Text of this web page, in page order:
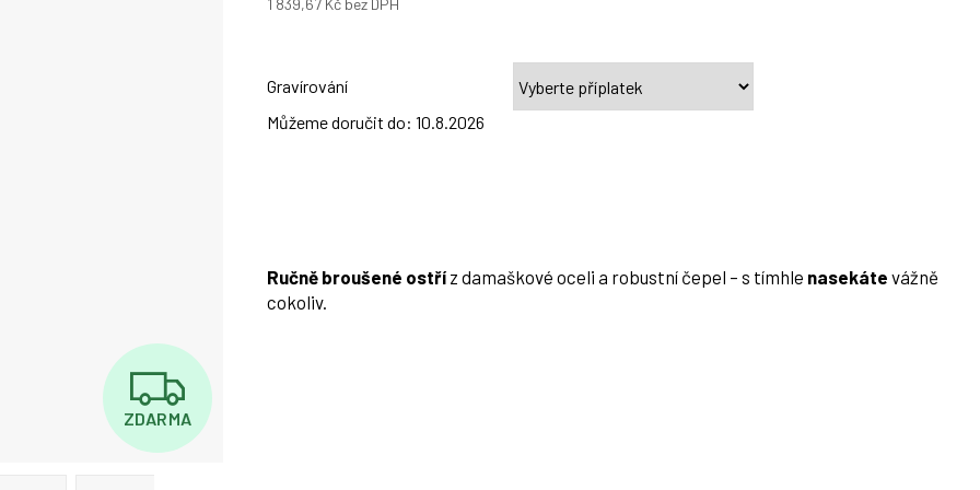
Z
D
ZDARMA
1 839,67 Kč bez DPH
Gravírování
Můžeme doručit do: 10.8.2026
Ručně broušené ostří z damaškové oceli a robustní čepel – s tímhle nasekáte vážně
cokoliv.